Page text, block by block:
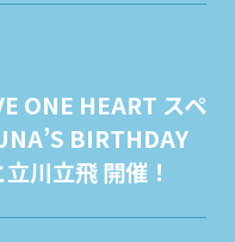
ONE HEART スペ
BIRTHDAY
川立飛 開催！